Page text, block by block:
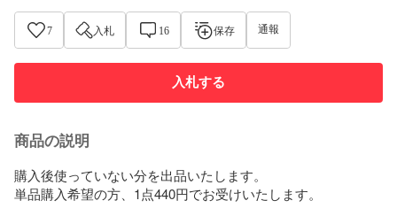
7 入札 16 保存 通報
入札する
商品の説明
購入後使っていない分を出品いたします。
単品購入希望の方、1点440円でお受けいたします。